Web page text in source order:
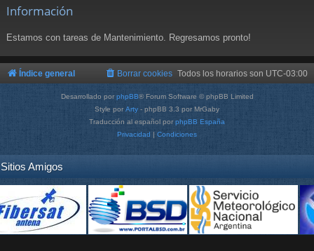
Información
Estamos con tareas de Mantenimiento. Regresamos pronto!
Índice general Todos los horarios son UTC-03:00
Borrar cookies
Desarrollado por phpBB® Forum Software © phpBB Limited
Style por Arty - phpBB 3.3 por MrGaby
Traducción al español por phpBB España
Privacidad | Condiciones
Sitios Amigos